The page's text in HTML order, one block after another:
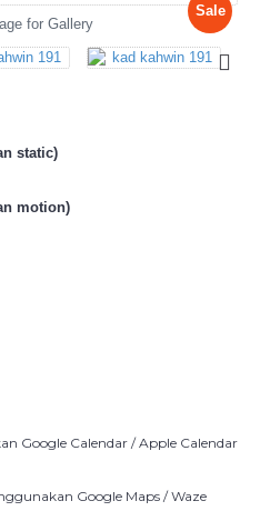
Sale
for Gallery
static)
motion)
Google Calendar / Apple Calendar
Google Maps / Waze